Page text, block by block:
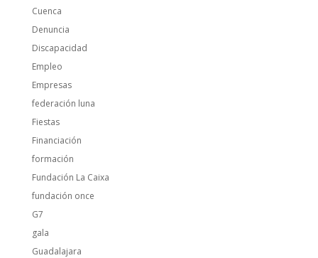
Cuenca
Denuncia
Discapacidad
Empleo
Empresas
federación luna
Fiestas
Financiación
formación
Fundación La Caixa
fundación once
G7
gala
Guadalajara